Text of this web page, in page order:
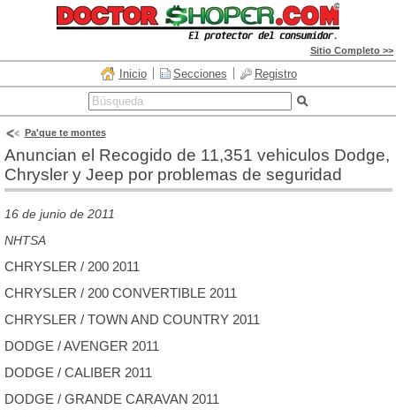
Sitio Completo >>
Inicio Secciones Registro
Pa'que te montes
Anuncian el Recogido de 11,351 vehiculos Dodge,
Chrysler y Jeep por problemas de seguridad
16 de junio de 2011
NHTSA
CHRYSLER / 200 2011
CHRYSLER / 200 CONVERTIBLE 2011
CHRYSLER / TOWN AND COUNTRY 2011
DODGE / AVENGER 2011
DODGE / CALIBER 2011
DODGE / GRANDE CARAVAN 2011